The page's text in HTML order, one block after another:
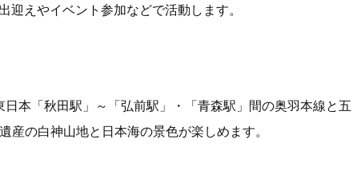
迎えやイベント参加などで活動します。
日本「秋田駅」～「弘前駅」・「青森駅」間の奥羽本線と五
の白神山地と日本海の景色が楽しめます。